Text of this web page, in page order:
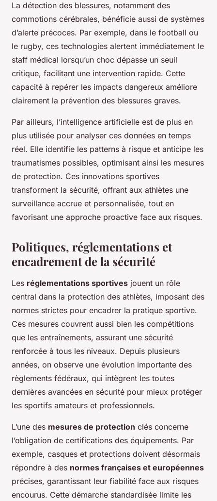
La détection des blessures, notamment des
commotions cérébrales, bénéficie aussi de systèmes
d’alerte précoces. Par exemple, dans le football ou
le rugby, ces technologies alertent immédiatement le
staff médical lorsqu’un choc dépasse un seuil
critique, facilitant une intervention rapide. Cette
capacité à repérer les impacts dangereux améliore
clairement la prévention des blessures graves.
Par ailleurs, l’intelligence artificielle est de plus en
plus utilisée pour analyser ces données en temps
réel. Elle identifie les patterns à risque et anticipe les
traumatismes possibles, optimisant ainsi les mesures
de protection. Ces innovations sportives
transforment la sécurité, offrant aux athlètes une
surveillance accrue et personnalisée, tout en
favorisant une approche proactive face aux risques.
Politiques, réglementations et
encadrement de la sécurité
Les réglementations sportives jouent un rôle
central dans la protection des athlètes, imposant des
normes strictes pour encadrer la pratique sportive.
Ces mesures couvrent aussi bien les compétitions
que les entraînements, assurant une sécurité
renforcée à tous les niveaux. Depuis plusieurs
années, on observe une évolution importante des
règlements fédéraux, qui intègrent les toutes
dernières avancées en sécurité pour mieux protéger
les sportifs amateurs et professionnels.
L’une des mesures de protection clés concerne
l’obligation de certifications des équipements. Par
exemple, casques et protections doivent désormais
répondre à des normes françaises et européennes
précises, garantissant leur fiabilité face aux risques
encourus. Cette démarche standardisée limite les